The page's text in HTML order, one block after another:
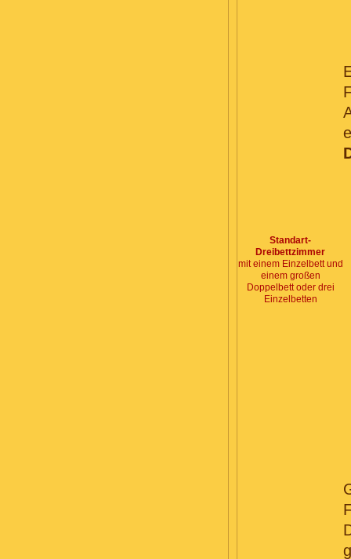
Standart-
Dreibettzimmer
mit einem Einzelbett und
einem großen
Doppelbett oder drei
Einzelbetten